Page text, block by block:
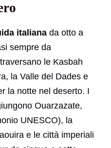
italiana da otto a
sempre da
le Kasbah
la Valle del Dades e
la notte nel deserto. I
Ouarzazate,
UNESCO), la
e le città imperiali